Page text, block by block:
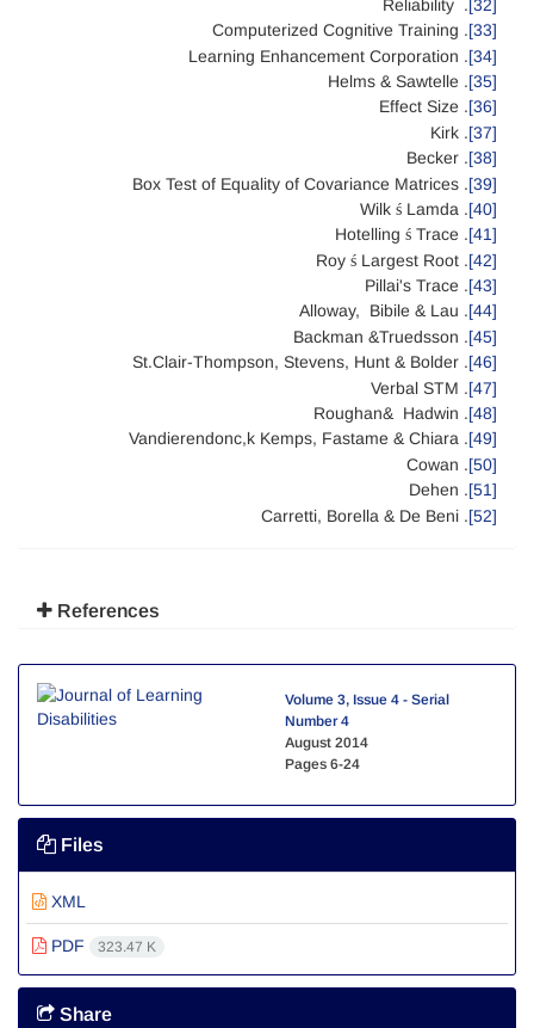
[32]
. Reliability
[33]
. Computerized Cognitive Training
[34]
. Learning Enhancement Corporation
[35]
. Helms & Sawtelle
[36]
. Effect Size
[37]
. Kirk
[38]
. Becker
[39]
. Box Test of Equality of Covariance Matrices
[40]
. Wilk ś Lamda
[41]
. Hotelling ś Trace
[42]
. Roy ś Largest Root
[43]
. Pillai's Trace
[44]
. Alloway, Bibile & Lau
[45]
. Backman &Truedsson
[46]
. St.Clair-Thompson, Stevens, Hunt & Bolder
[47]
. Verbal STM
[48]
. Roughan& Hadwin
[49]
. Vandierendonc,k Kemps, Fastame & Chiara
[50]
. Cowan
[51]
. Dehen
[52]
. Carretti, Borella & De Beni
References
Volume 3, Issue 4 - Serial
Number 4
August 2014
Pages 6-24
Files
XML
PDF 323.47 K
Share